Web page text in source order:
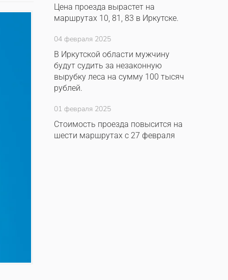
Цена проезда вырастет на
маршрутах 10, 81, 83 в Иркутске.
04 февраля 2025
В Иркутской области мужчину
будут судить за незаконную
вырубку леса на сумму 100 тысяч
рублей.
01 февраля 2025
Стоимость проезда повысится на
шести маршрутах с 27 февраля